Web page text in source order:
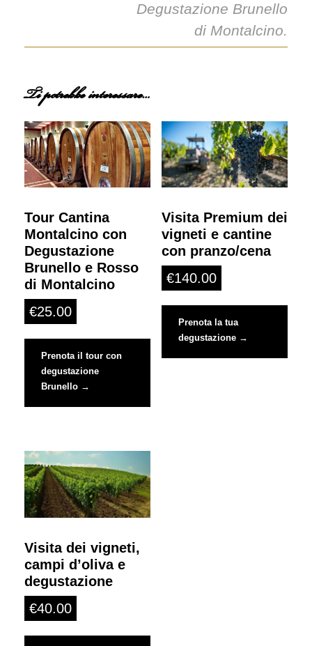
Degustazione Brunello
di Montalcino.
Ti potrebbe interessare…
Tour Cantina
Montalcino con
Degustazione
Brunello e Rosso
di Montalcino
€25.00
Prenota il tour con
degustazione
Brunello →
Visita Premium dei
vigneti e cantine
con pranzo/cena
€140.00
Prenota la tua
degustazione →
Visita dei vigneti,
campi d’oliva e
degustazione
€40.00